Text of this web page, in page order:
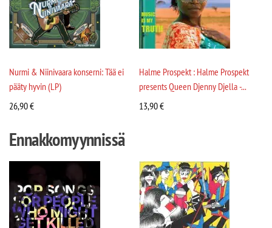
Nurmi & Niinivaara konserni: Tää ei
pääty hyvin (LP)
26,90€
Halme Prospekt : Halme Prospekt
presents Queen Djenny Djella -...
13,90€
Ennakkomyynnissä